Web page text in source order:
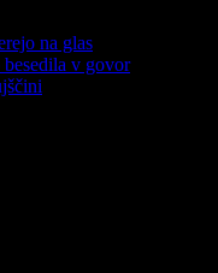
na glas
v govor